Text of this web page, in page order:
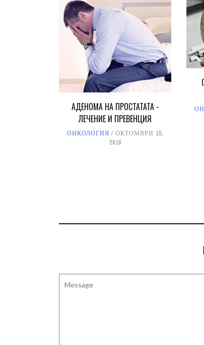
АДЕНОМА НА ПРОСТАТАТА -
ЛЕЧЕНИЕ И ПРЕВЕНЦИЯ
ОНКОЛОГИЯ
ОКТОМВРИ 15,
2016